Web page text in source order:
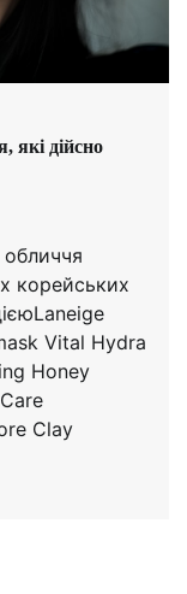
які дійсно
корейських
Vital Hydra
Honey
Clay